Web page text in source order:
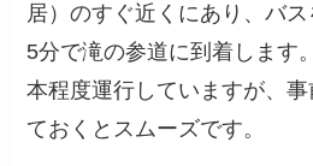
居）のすぐ近くにあり、バ
5分で滝の参道に到着します
本程度運行していますが、
ておくとスムーズです。